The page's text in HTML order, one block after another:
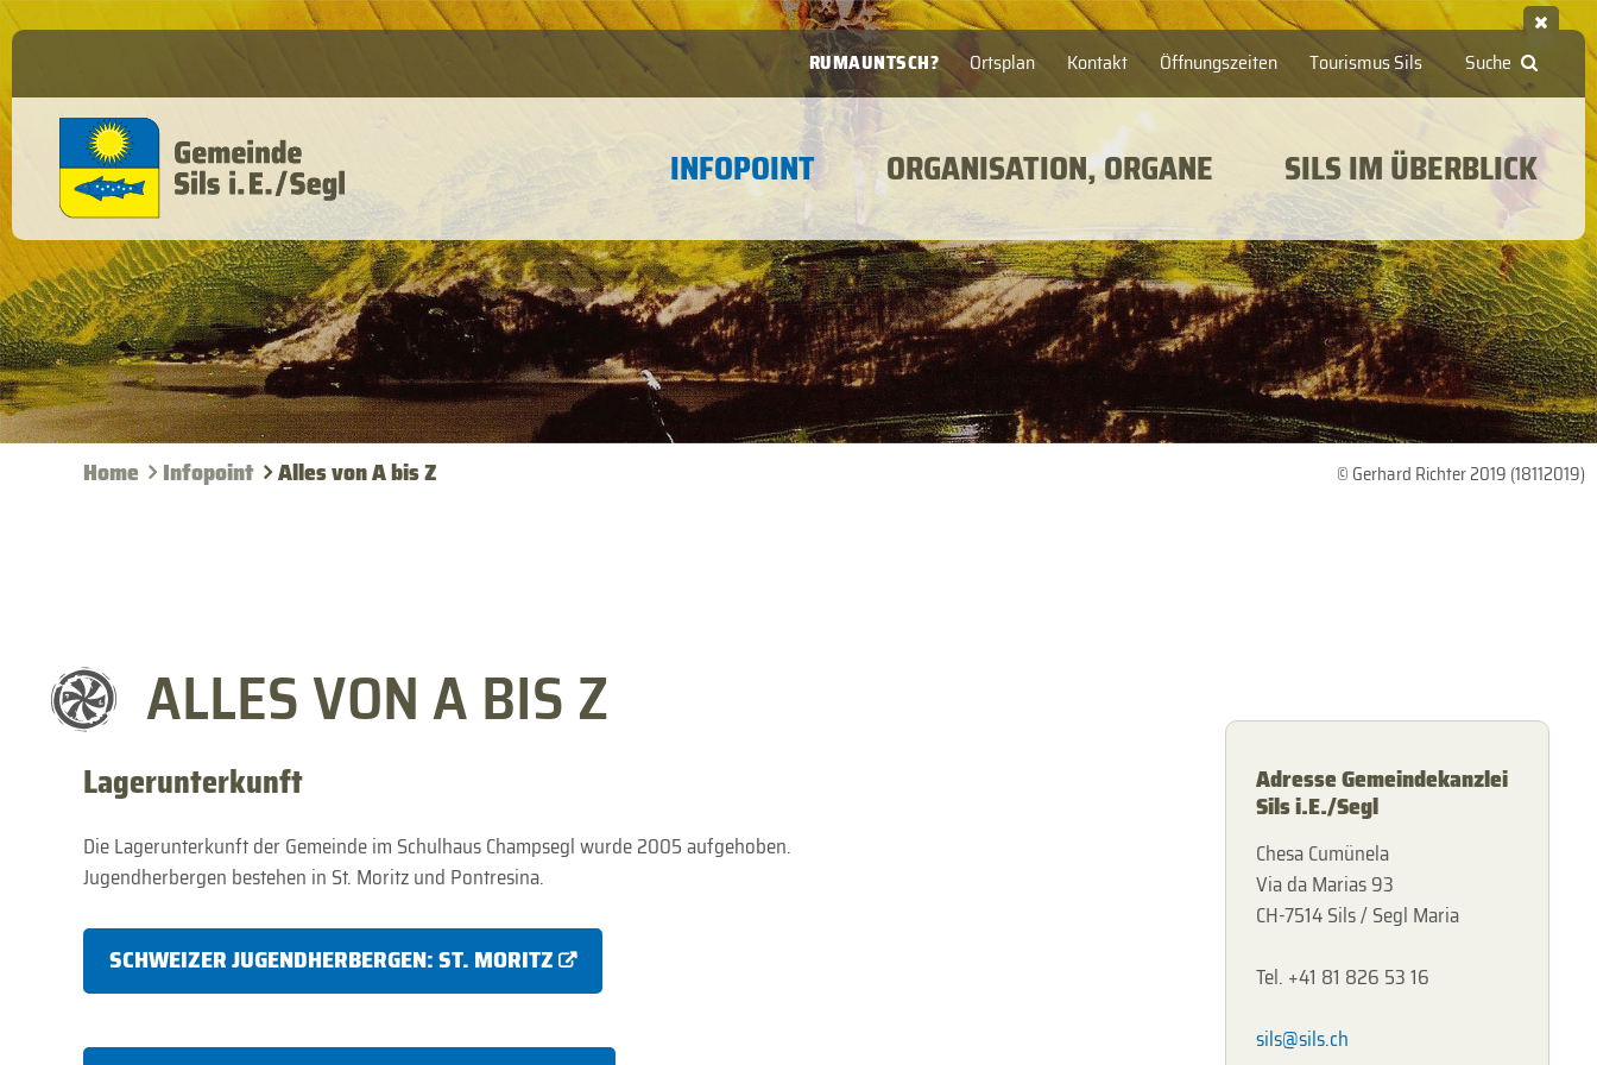
Suche
Ortsplan Kontakt Öffnungszeiten Tourismus Sils
RUMAUNTSCH?
INFOPOINT ORGANISATION, ORGANE SILS IM ÜBERBLICK
© Gerhard Richter 2019 (18112019)
Home Infopoint Alles von A bis Z
ALLES VON A BIS Z
Lagerunterkunft
Die Lagerunterkunft der Gemeinde im Schulhaus Champsegl wurde 2005 aufgehoben.
Jugendherbergen bestehen in St. Moritz und Pontresina.
SCHWEIZER JUGENDHERBERGEN: ST. MORITZ
Adresse Gemeindekanzlei
Sils i.E./Segl
Chesa Cumünela
Via da Marias 93
CH-7514 Sils / Segl Maria
Tel. +41 81 826 53 16
sils@sils.ch